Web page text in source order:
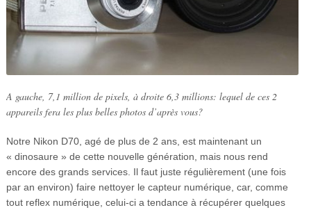
A gauche, 7,1 million de pixels, à droite 6,3 millions: lequel de ces 2
appareils fera les plus belles photos d’après vous?
Notre Nikon D70, agé de plus de 2 ans, est maintenant un
« dinosaure » de cette nouvelle génération, mais nous rend
encore des grands services. Il faut juste régulièrement (une fois
par an environ) faire nettoyer le capteur numérique, car, comme
tout reflex numérique, celui-ci a tendance à récupérer quelques